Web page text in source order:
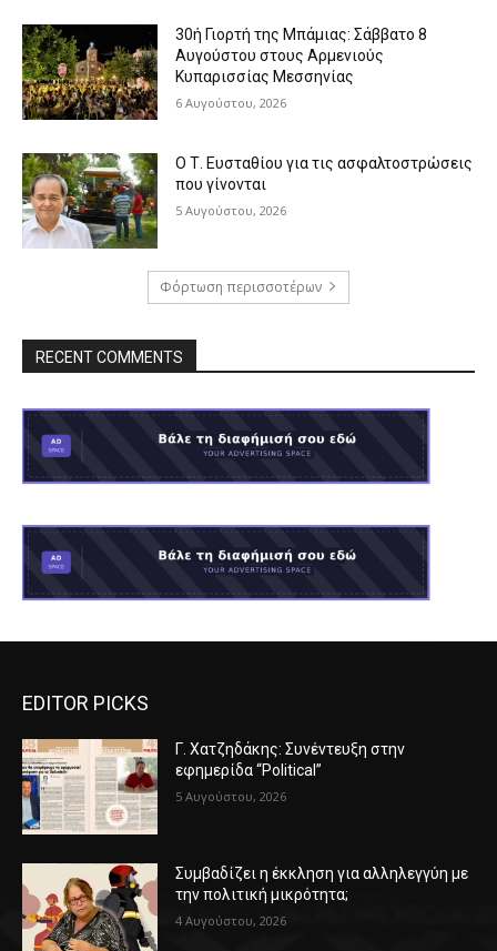
30ή Γιορτή της Μπάμιας: Σάββατο 8
Αυγούστου στους Αρμενιούς
Κυπαρισσίας Μεσσηνίας
6 Αυγούστου, 2026
Ο Τ. Ευσταθίου για τις ασφαλτοστρώσεις
που γίνονται
5 Αυγούστου, 2026
Φόρτωση περισσοτέρων
RECENT COMMENTS
EDITOR PICKS
Γ. Χατζηδάκης: Συνέντευξη στην
εφημερίδα “Political”
5 Αυγούστου, 2026
Συμβαδίζει η έκκληση για αλληλεγγύη με
την πολιτική μικρότητα;
4 Αυγούστου, 2026